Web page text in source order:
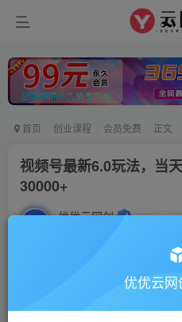
首页 创业课程 会员免费 正文
视频号最新6.0玩法，当
30000+
优优云网创
优优云网